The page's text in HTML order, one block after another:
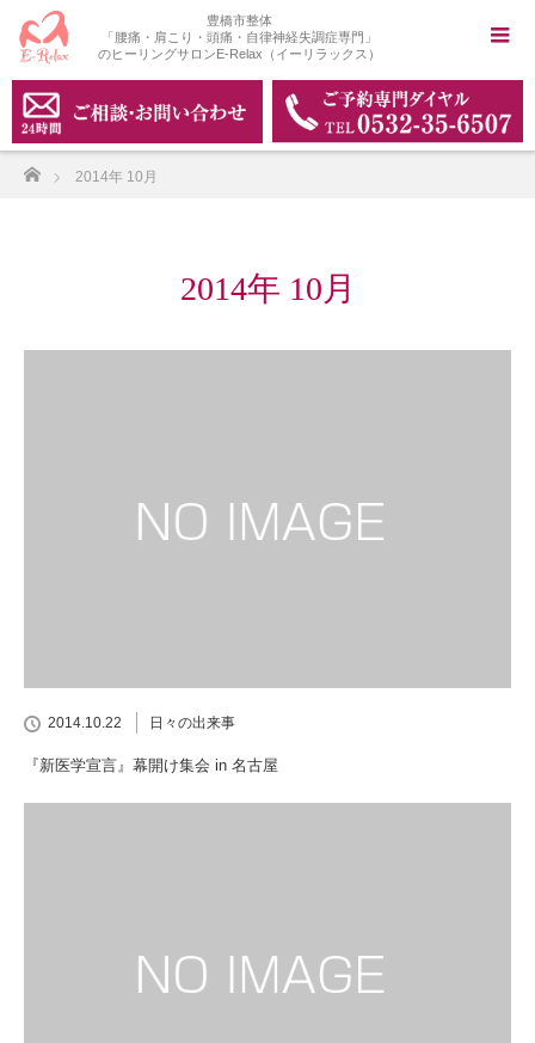
豊橋市整体
「腰痛・肩こり・頭痛・自律神経失調症専門」
のヒーリングサロンE-Relax（イーリラックス）
ホーム
2014年 10月
2014年 10月
2014.10.22 日々の出来事
『新医学宣言』幕開け集会 in 名古屋